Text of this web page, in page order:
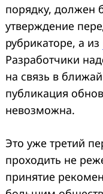
порядку, должен
утверждение
рубрикаторе, а из
Разработчики
на связь в
публикация
невозможна.
Это уже третий
проходить не
принятие